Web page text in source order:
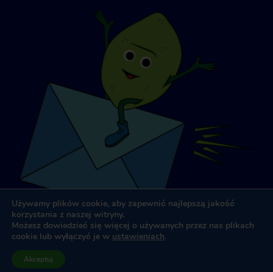
& Associates
Używamy plików cookie, aby zapewnić najlepszą jakość
korzystania z naszej witryny.
Możesz dowiedzieć się więcej o używanych przez nas plikach
cookie lub wyłączyć je w ustawieniach.
Akceptuj